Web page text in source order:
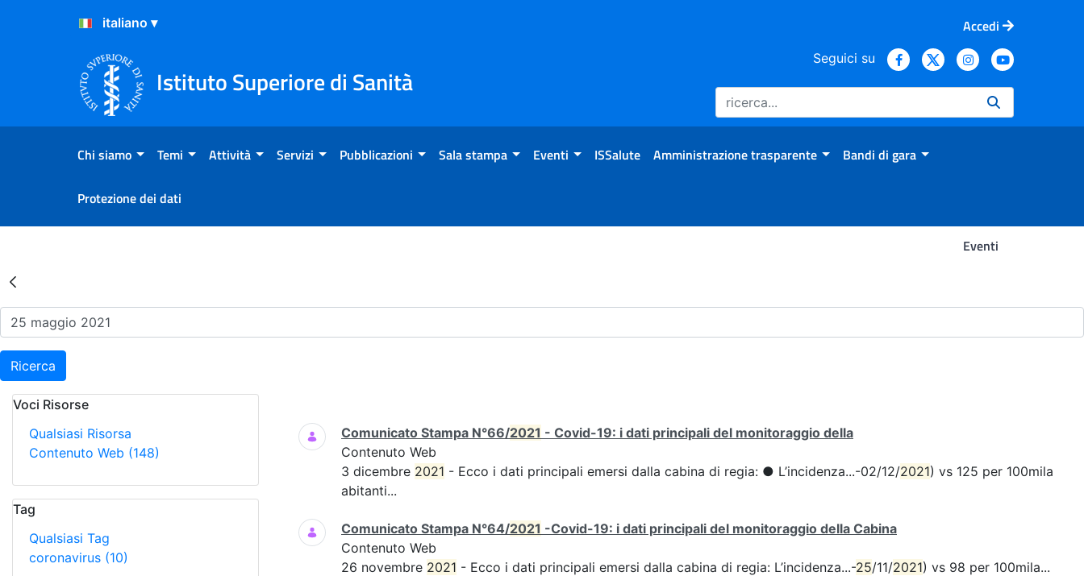
Salta al Contenuto
Salta al Footer
Accedi
Istituto Superiore di Sanità
Seguici su
Chi siamo Temi Attività Servizi Pubblicazioni Sala stampa Eventi ISSalute Amministrazione trasparente Bandi di gara
Protezione dei dati
Eventi
Risultati della Ricerca - Eventi
Ricerca
Voci Risorse
Qualsiasi Risorsa
Contenuto Web (148)
Tag
Qualsiasi Tag
coronavirus (10)
Ricerca
Comunicato Stampa N°66/2021 - Covid-19: i dati principali del monitoraggio della
Contenuto Web
3 dicembre 2021 - Ecco i dati principali emersi dalla cabina di regia: ● L’incidenza...-02/12/2021) vs 125 per 100mila
abitanti...
Comunicato Stampa N°64/2021 -Covid-19: i dati principali del monitoraggio della Cabina
Contenuto Web
26 novembre 2021 - Ecco i dati principali emersi dalla cabina di regia: L’incidenza...-25/11/2021) vs 98 per 100mila...